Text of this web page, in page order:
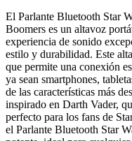
El Parlante Bluetooth Star
Boomers es un altavoz
experiencia de sonido
estilo y durabilidad. Este
que permite una conexión
ya sean smartphones,
de las características más
inspirado en Darth Vader,
perfecto para los fans de
el Parlante Bluetooth Star